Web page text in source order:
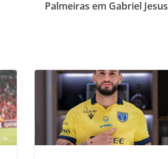
Palmeiras em Gabriel Jesus